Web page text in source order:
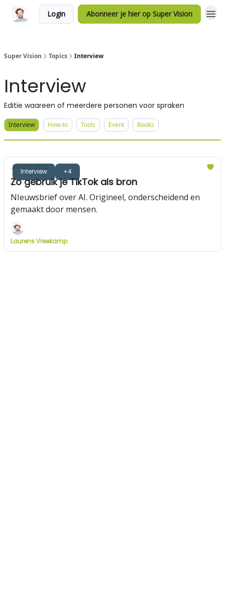
Login Abonneer je hier op Super Vision
Super Vision Topics Interview
Interview
Editie waareen of meerdere personen voor spraken
Interview How-to Tools Event Books
Interview +4
Jan 20, 2023
Zo gebruik je TikTok als bron
NIeuwsbrief over AI. Origineel, onderscheidend en
gemaakt door mensen.
Laurens Vreekamp